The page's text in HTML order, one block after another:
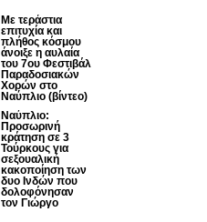
Με τεράστια
επιτυχία και
πλήθος κόσμου
άνοιξε η αυλαία
του 7ου Φεστιβάλ
Παραδοσιακών
Χορών στο
Ναύπλιο (βίντεο)
Ναύπλιο:
Προσωρινή
κράτηση σε 3
Τούρκους για
σεξουαλική
κακοποίηση των
δυο Ινδών που
δολοφόνησαν
τον Γιώργο